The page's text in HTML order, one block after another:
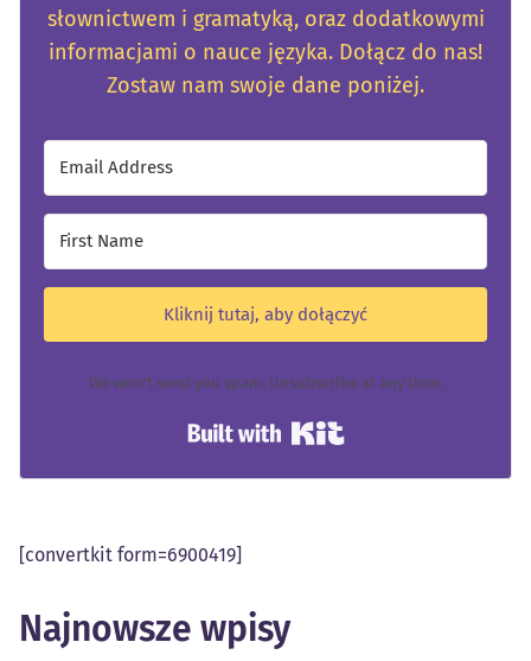
słownictwem i gramatyką, oraz dodatkowymi
informacjami o nauce języka. Dołącz do nas!
Zostaw nam swoje dane poniżej.
Kliknij tutaj, aby dołączyć
We won't send you spam. Unsubscribe at any time.
[convertkit form=6900419]
Najnowsze wpisy